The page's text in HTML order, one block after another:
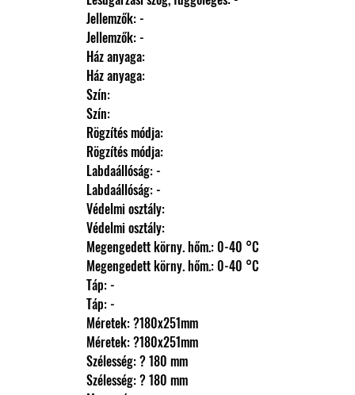
                Jellemzők: -
                Jellemzők: -
                Ház anyaga:
                Ház anyaga:
                Szín:
                Szín:
                Rögzítés módja:
                Rögzítés módja:
                Labdaállóság: -
                Labdaállóság: -
                Védelmi osztály:
                Védelmi osztály:
                Megengedett körny. hőm.: 0-40 °C
                Megengedett körny. hőm.: 0-40 °C
                Táp: -
                Táp: -
                Méretek: ?180x251mm
                Méretek: ?180x251mm
                Szélesség: ? 180 mm
                Szélesség: ? 180 mm